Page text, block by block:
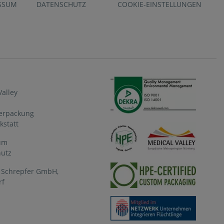
DATENSCHUTZ COOKIE-EINSTELLUNGEN
Schrepfer GmbH,